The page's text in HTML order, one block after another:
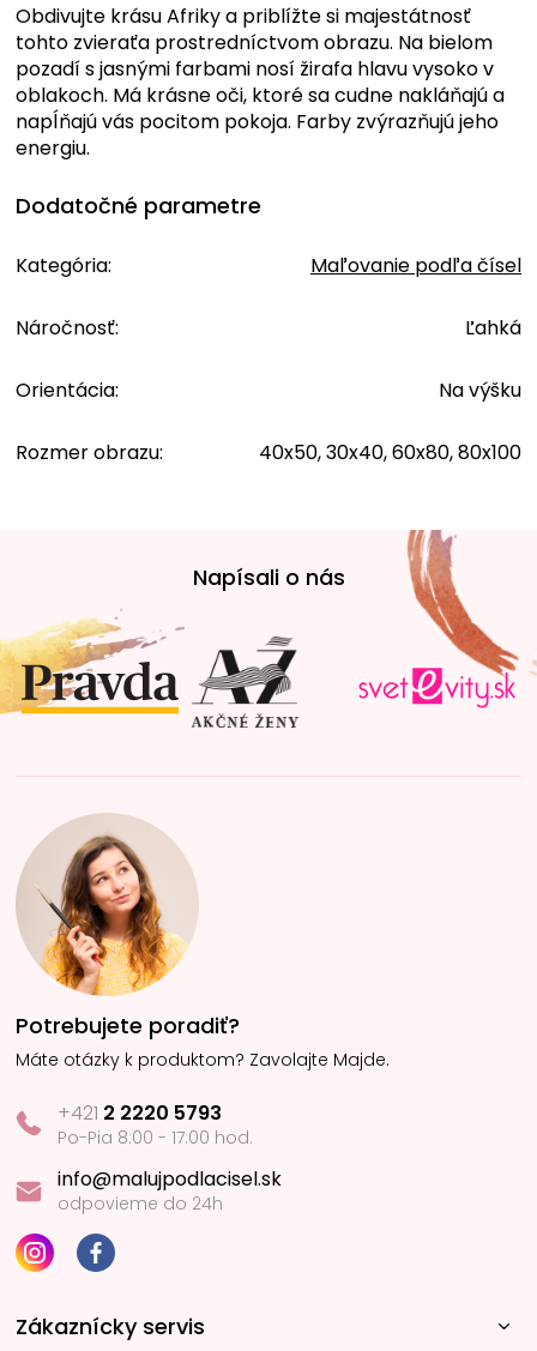
Obdivujte krásu Afriky a priblížte si majestátnosť
tohto zvieraťa prostredníctvom obrazu. Na bielom
pozadí s jasnými farbami nosí žirafa hlavu vysoko v
oblakoch. Má krásne oči, ktoré sa cudne nakláňajú a
napĺňajú vás pocitom pokoja. Farby zvýrazňujú jeho
energiu.
Dodatočné parametre
Kategória: Maľovanie podľa čísel
Náročnosť: Ľahká
Orientácia: Na výšku
Rozmer obrazu: 40x50, 30x40, 60x80, 80x100
t
i
e
Napísali o nás
Potrebujete poradiť?
Máte otázky k produktom? Zavolajte Majde.
+421 2 2220 5793
Po-Pia 8:00 - 17:00 hod.
info@malujpodlacisel.sk
odpovieme do 24h
Zákaznícky servis